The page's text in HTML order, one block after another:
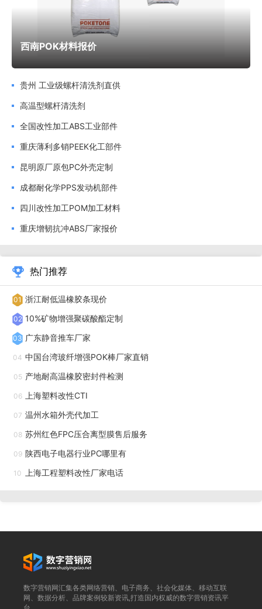
蚀性能有着极高的要求，PC 材料凭借其出色的综合性能成为
替代金属材料的理想选择。重庆裕霞塑料供应的航空级 PC 材
料，密度只为钢的 1/6、铝的 1/2，但其抗冲击强度可与部分
能。这些材料可用于制造飞机内饰件、舷窗、航空电子设备外
壳、发动机零部件、起落架部件、宇航员头盔面罩等产品，有
效减轻飞行器的整体重量，提高燃油效率和有效载荷。公司严
格按照航空航天行业的质量标准进行生产和检测，确保每一批
PC 材料都能达到行业要求。重庆裕霞与四川天岚深度合作，
原料直供无中间商，价格比进口低 10%-20%。
汽车工业是 PC 材料重要的应用领域之一，其中汽车照明
系统是 PC 具代表性的应用场景。重庆裕霞塑料供应的四川天
岚 PC 材料，具有优异的透光性、耐候性和抗冲击性，透光率
可达 89% 以上，能够承受汽车行驶过程中的石子撞击和极端
天气变化。这些材料可用于制造汽车前大灯灯罩、尾灯灯罩、
稳定，四川天岚 PC 材料能够很好地满足这一要求。公司还可
以根据客户需求，提供耐刮擦、防雾等改性 PC 材料，进一步
提升汽车零部件的性能和使用寿命。半导体级 PC 金属离子含
量极低，耐强腐蚀，适配晶圆承载器制造。西南精密级PC设
备部件
西南POK材料报价
贵州 工业级螺杆清洗剂直供
高温型螺杆清洗剂
全国改性加工ABS工业部件
重庆薄利多销PEEK化工部件
昆明原厂原包PC外壳定制
成都耐化学PPS发动机部件
四川改性加工POM加工材料
重庆增韧抗冲ABS厂家报价
热门推荐
01 浙江耐低温橡胶条现价
02 10%矿物增强聚碳酸酯定制
03 广东静音推车厂家
04 中国台湾玻纤增强POK棒厂家直销
05 产地耐高温橡胶密封件检测
06 上海塑料改性CTI
07 温州水箱外壳代加工
08 苏州红色FPC压合离型膜售后服务
09 陕西电子电器行业PC哪里有
10 上海工程塑料改性厂家电话
数字营销网汇集各类网络营销、电子商务、社会化媒体、移动互联
网、数据分析、品牌案例较新资讯,打造国内权威的数字营销资讯平